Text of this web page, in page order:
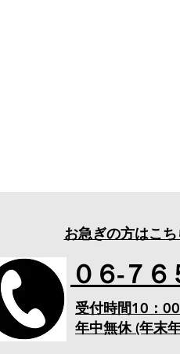
０６-７６
受付時間10：
年中無休 (年末
お急ぎの方はこち